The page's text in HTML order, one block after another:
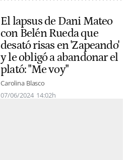
El lapsus de Dani Mateo
con Belén Rueda que
desató risas en 'Zapeando'
y le obligó a abandonar el
plató: "Me voy"
Carolina Blasco
07/06/2024 14:02h